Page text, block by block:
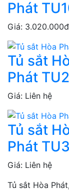
Phát
Giá: 3.020.000đ
Tủ sắt
Phát
Giá: Liên hệ
Tủ sắt
Phát
Giá: Liên hệ
Tủ sắt Hòa